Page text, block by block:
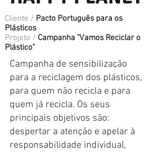
Cliente / Pacto Português para os
Plásticos
Projeto / Campanha "Vamos Reciclar o
Plástico"
Campanha de sensibilização
para a reciclagem dos plásticos,
para quem não recicla e para
quem já recicla. Os seus
principais objetivos são:
despertar a atenção e apelar à
responsabilidade individual,